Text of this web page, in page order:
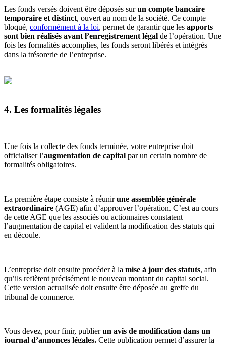
Les fonds versés doivent être déposés surun compte bancaire
temporaire et distinct, ouvert au nom de la société. Ce compte
bloqué, conformément à la loi, permet de garantir que les apports
sont bien réalisés avant l’enregistrement légal de l’opération. Une
fois les formalités accomplies, les fonds seront libérés et intégrés
dans la trésorerie de l’entreprise.
4. Les formalités légales
Une fois la collecte des fonds terminée, votre entreprise doit
officialiser l’augmentation de capital par un certain nombre de
formalités obligatoires.
La première étape consiste à réunirune assemblée générale
extraordinaire (AGE) afin d’approuver l’opération. C’est au cours
de cette AGE que les associés ou actionnaires constatent
l’augmentation de capital et valident la modification des statuts qui
en découle.
L’entreprise doit ensuite procéder à la mise à jour des statuts, afin
qu’ils reflètent précisément le nouveau montant du capital social.
Cette version actualisée doit ensuite être déposée au greffe du
tribunal de commerce.
Vous devez, pour finir, publierun avis de modification dans un
journal d’annonces légales. Cette publication permet d’assurer la